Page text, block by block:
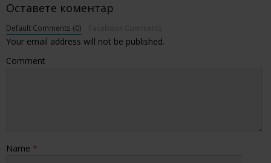
Оставете коментар
Default Comments (0)
Your email address will not be published.
Comment
Name *